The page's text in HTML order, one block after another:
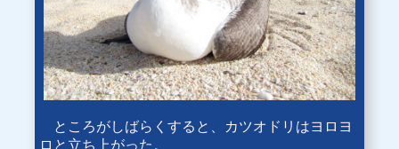
ところがしばらくすると、カツオドリはヨロヨ
ロと立ち上がった。